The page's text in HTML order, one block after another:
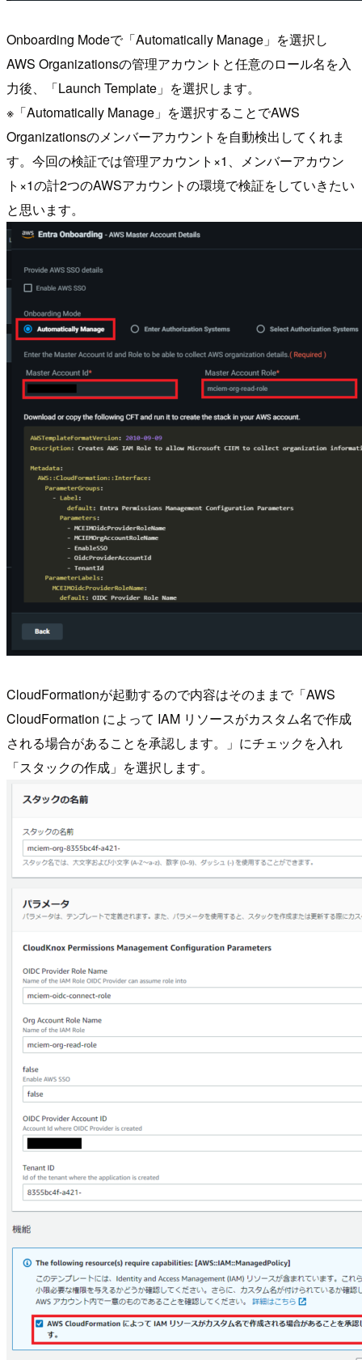
Onboarding Modeで「Automatically Manage」を選択し
AWS Organizationsの管理アカウントと任意のロール名を入
力後、「Launch Template」を選択します。
※「Automatically Manage」を選択することでAWS
Organizationsのメンバーアカウントを自動検出してくれま
す。今回の検証では管理アカウント×1、メンバーアカウン
ト×1の計2つのAWSアカウントの環境で検証をしていきたい
と思います。
CloudFormationが起動するので内容はそのままで「AWS
CloudFormation によって IAM リソースがカスタム名で作成
される場合があることを承認します。」にチェックを入れ
「スタックの作成」を選択します。